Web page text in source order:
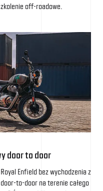
off-roadowe.
door to door
Enfield bez wychodzenia z
to-door na terenie całego